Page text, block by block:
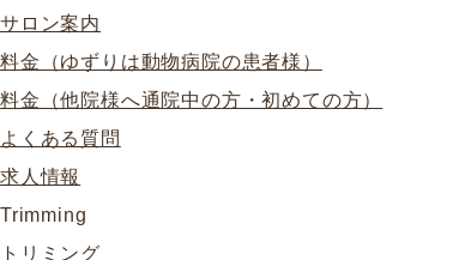
サロン案内
料金（ゆずりは動物病院の患者様）
料金（他院様へ通院中の方・初めての方）
よくある質問
求人情報
Trimming
トリミング